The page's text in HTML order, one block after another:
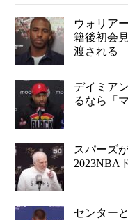
ウォリア
籍後初会
渡される
デイミア
るなら「
スパーズ
2023NBA
センター